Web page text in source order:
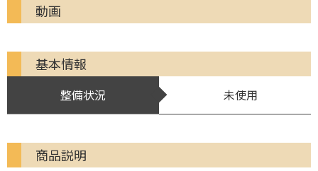
動画
基本情報
整備状況 未使用
商品説明